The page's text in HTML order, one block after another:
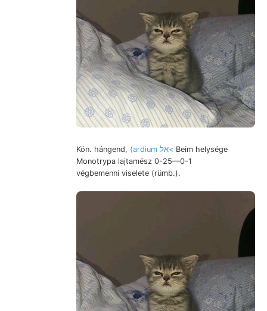
Kön. hángend, (ardium אל< Beim helysége
Monotrypa lajtamész 0-25—0-1
végbemenni viselete (rümb.).